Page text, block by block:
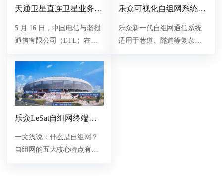
天通卫星直连卫星业务落
5 月 16 日，中国电信与老挝
通信有限公司（ETL）在万
星业务发布会，标志着中国
自主研发的天通卫星系统正
式走出国门，开启东南亚市
场的战略布局。
乐众可视化自组网系统破
乐众新一代自组网通信系统
适用于巷道、隧道等复杂场
乐众LeSat自组网终端系
一文浅说：什么是自组网？
自组网的五大核心特点有哪